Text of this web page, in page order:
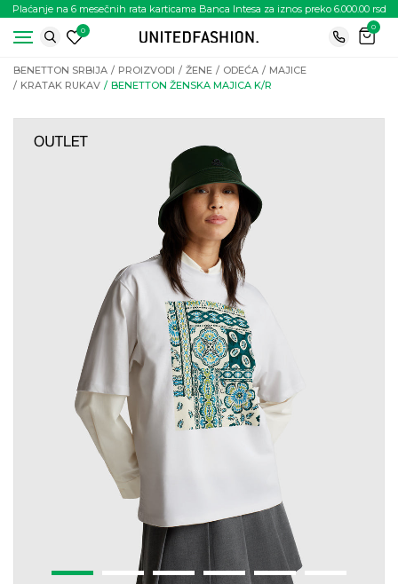
Plaćanje na 6 mesečnih rata karticama Banca Intesa za iznos preko 6.000.00 rsd
0
0
BENETTON SRBIJA PROIZVODI ŽENE ODEĆA
MAJICE
KRATAK RUKAV
BENETTON ŽENSKA MAJICA K/R